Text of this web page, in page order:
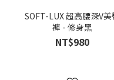
SOFT-LUX 超高腰深V美
褲 - 修身黑
NT$980